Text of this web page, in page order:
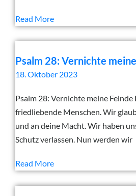
Read More
Psalm 28: Vernichte
18. Oktober 2023
Psalm 28: Vernichte meine Feinde
friedliebende Menschen. Wir
und an deine Macht. Wir haben
Schutz verlassen. Nun werden wir
Read More